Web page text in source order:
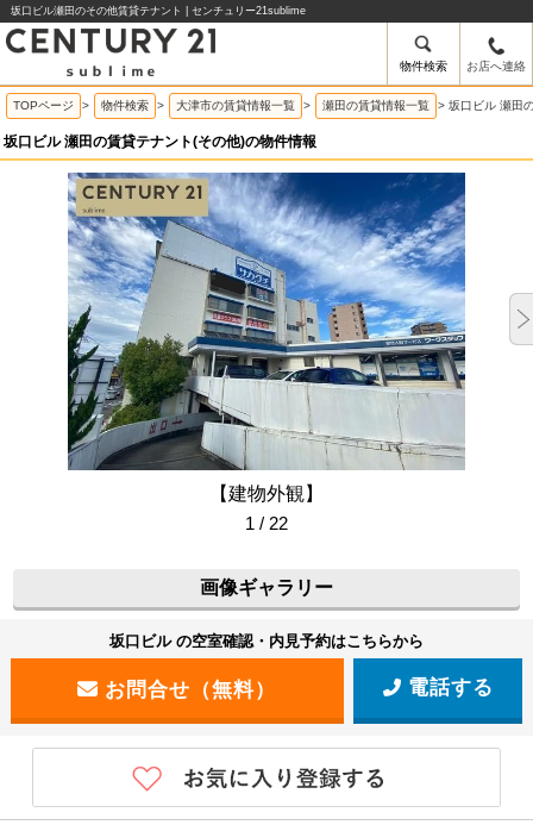
坂口ビル瀬田のその他賃貸テナント | センチュリー21sublime
物件検索 お店へ連絡
TOPページ > 物件検索 > 大津市の賃貸情報一覧 > 瀬田の賃貸情報一覧 > 坂口ビル 瀬田
坂口ビル 瀬田の賃貸テナント(その他)の物件情報
【建物外観】
1 / 22
画像ギャラリー
坂口ビル の空室確認・内見予約はこちらから
電話する